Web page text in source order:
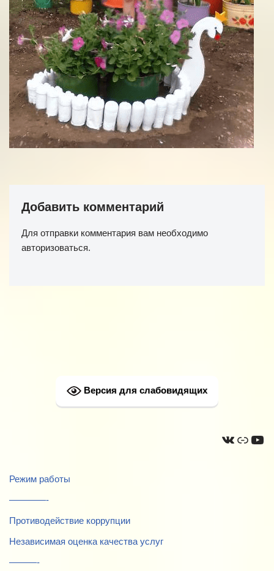
Добавить комментарий
Для отправки комментария вам необходимо
авторизоваться.
Версия для слабовидящих
Режим работы
————-
Противодействие коррупции
Независимая оценка качества услуг
———-